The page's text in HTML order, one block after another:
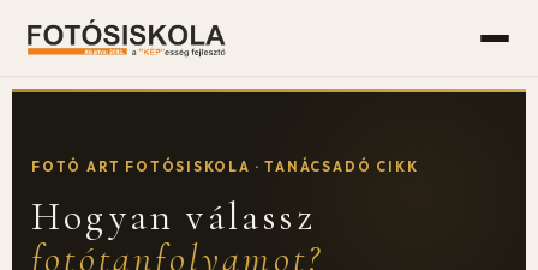
FOTÓ ART FOTÓSISKOLA · TANÁCSADÓ CIKK
Hogyan válassz
fotótanfolyamot?